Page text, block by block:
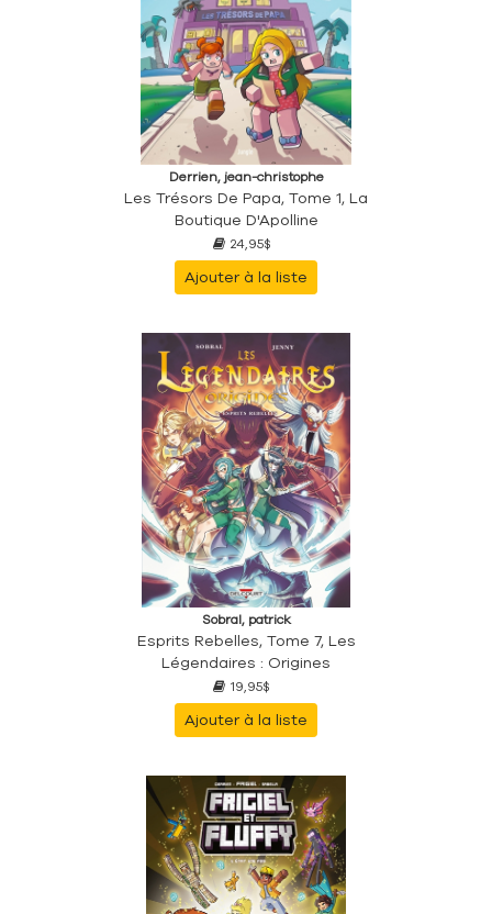
Derrien, jean-christophe
Les Trésors De Papa, Tome 1, La
Boutique D'Apolline
24,95$
Ajouter à la liste
Sobral, patrick
Esprits Rebelles, Tome 7, Les
Légendaires : Origines
19,95$
Ajouter à la liste